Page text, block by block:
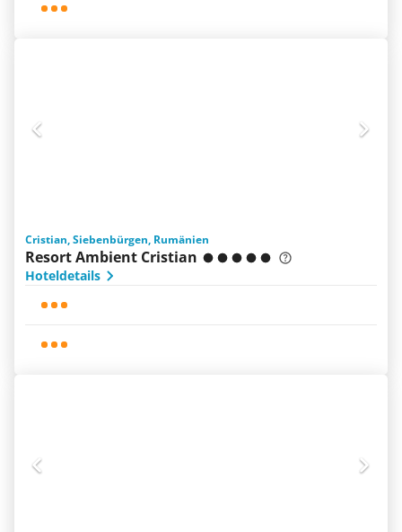
Cristian, Siebenbürgen, Rumänien
Resort Ambient Cristian
Hoteldetails